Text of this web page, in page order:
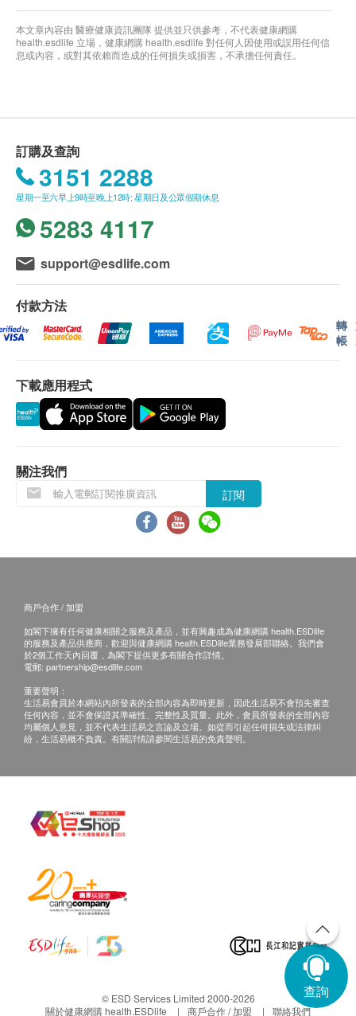
本文章內容由 醫療健康資訊團隊 提供並只供參考，不代表健康網購
health.esdlife 立場，健康網購 health.esdlife 對任何人因使用或誤用任何信
息或內容，或對其依賴而造成的任何損失或損害，不承擔任何責任。
訂購及查詢
3151 2288
星期一至六早上9時至晚上12時; 星期日及公眾假期休息
5283 4117
support@esdlife.com
付款方法
轉
帳
下載應用程式
關注我們
訂閱
商戶合作 / 加盟
如閣下擁有任何健康相關之服務及產品，並有興趣成為健康網購 health.ESDlife
的服務及產品供應商，歡迎與健康網購 health.ESDlife業務發展部聯絡。我們會
於2個工作天內回覆，為閣下提供更多有關合作詳情。
電郵: partnership@esdlife.com
重要聲明：
生活易會員於本網站內所發表的全部內容為即時更新，因此生活易不會預先審查
任何內容，並不會保證其準確性、完整性及質量。此外，會員所發表的全部內容
均屬個人意見，並不代表生活易之言論及立場。如從而引起任何損失或法律糾
紛，生活易概不負責。有關詳情請參閱生活易的免責聲明。
© ESD Services Limited 2000-2026
關於健康網購 health.ESDlife
商戶合作 / 加盟 聯絡我們
查詢